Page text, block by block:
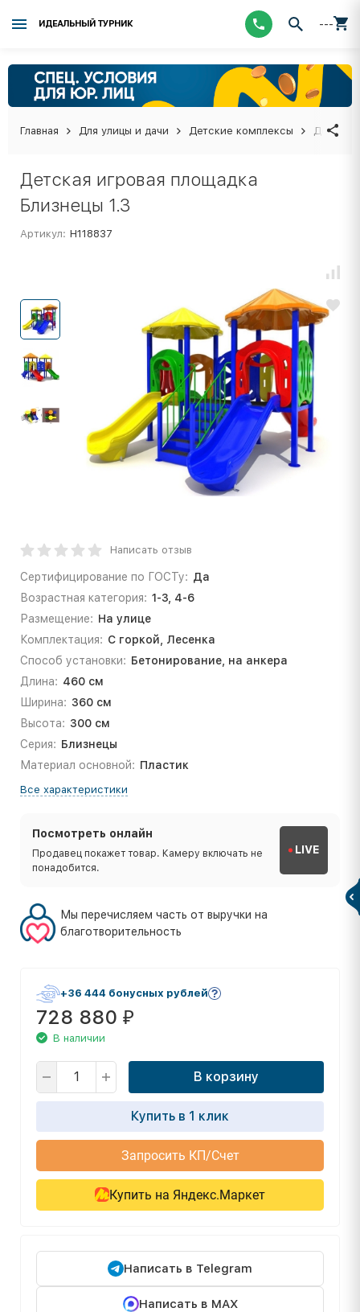
ИДЕАЛЬНЫЙ ТУРНИК ---
Главная Для улицы и дачи Детские комплексы Детская
Детская игровая площадка
Близнецы 1.3
Артикул: Н118837
Написать отзыв
Сертифицирование по ГОСТу: Да
Возрастная категория: 1-3, 4-6
Размещение: На улице
Комплектация: С горкой, Лесенка
Способ установки: Бетонирование, на анкера
Длина: 460 см
Ширина: 360 см
Высота: 300 см
Серия: Близнецы
Материал основной: Пластик
Все характеристики
Посмотреть онлайн
Продавец покажет товар. Камеру включать не
понадобится.
LIVE
Мы перечисляем часть от выручки на
благотворительность
+36 444 бонусных рублей
728 880 ₽
В наличии
В корзину
Купить в 1 клик
Запросить КП/Счет
Купить на Яндекс.Маркет
Написать в Telegram
Написать в MAX